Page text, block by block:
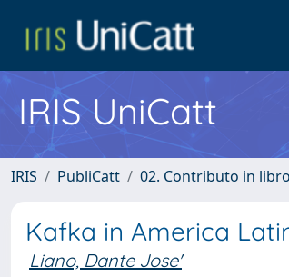
IRIS UniCatt
IRIS PubliCatt 02. Contributo in libro
Kafka in America
Liano, Dante Jose'